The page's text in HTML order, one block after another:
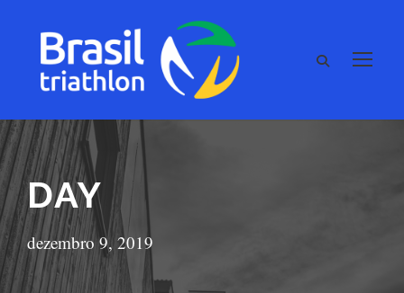
DAY
dezembro 9, 2019